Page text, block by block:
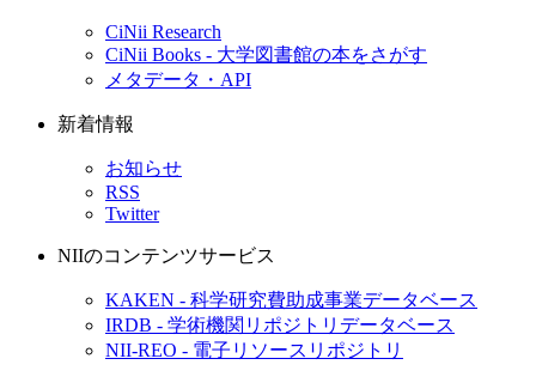
CiNii Research
CiNii Books - 大学図書館の本をさがす
メタデータ・API
新着情報
お知らせ
RSS
Twitter
NIIのコンテンツサービス
KAKEN - 科学研究費助成事業データベース
IRDB - 学術機関リポジトリデータベース
NII-REO - 電子リソースリポジトリ